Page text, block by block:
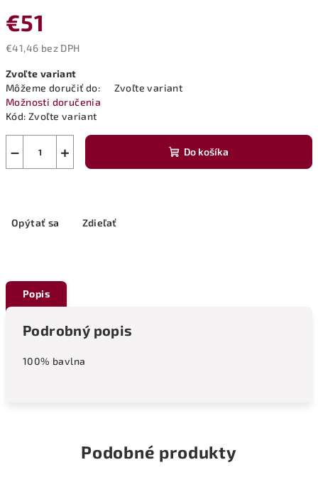
€51
€41,46 bez DPH
cena:
Zvoľte variant
Môžeme doručiť do:
Zvoľte variant
Možnosti doručenia
Kód: Zvoľte variant
+
− Do košíka
Opýtať sa Zdieľať
Popis
Podrobný popis
100% bavlna
Podobné produkty